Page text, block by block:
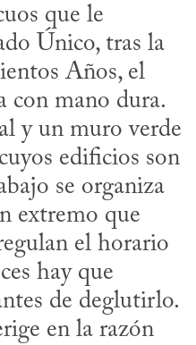
que le
Único, tras la
Años, el
con mano dura.
y un muro verde
edificios son
se organiza
extremo que
el horario
hay que
de deglutirlo.
en la razón